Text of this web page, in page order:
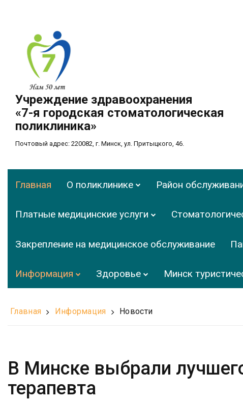
Учреждение здравоохранения
«7-я городская стоматологическая
поликлиника»
Почтовый адрес: 220082, г. Минск, ул. Притыцкого, 46.
Главная О поликлинике Район
Платные медицинские услуги
Закрепление на медицинское обслуживание
Информация Здоровье Минск
Главная Информация Новости
В Минске выбрали
терапевта